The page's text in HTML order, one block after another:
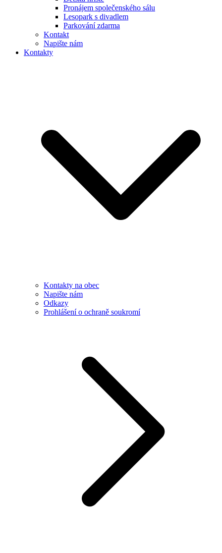
Pronájem společenského sálu
Lesopark s divadlem
Parkování zdarma
Kontakt
Napište nám
Kontakty
Kontakty na obec
Napište nám
Odkazy
Prohlášení o ochraně soukromí